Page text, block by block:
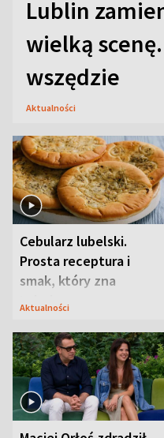
Lublin
wielką
wszędzie
Aktualności
Cebularz lubelski.
Prosta receptura i
smak, który zna
Lubelszczyzna
Aktualności